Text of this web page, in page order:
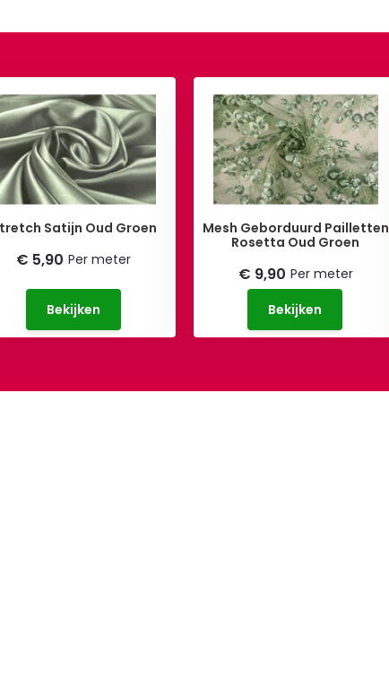
Satijn Oud Groen
€ 5,90 Per meter
Bekijken
Mesh Geborduurd Pailletten
Rosetta Oud Groen
€ 9,90 Per meter
Bekijken